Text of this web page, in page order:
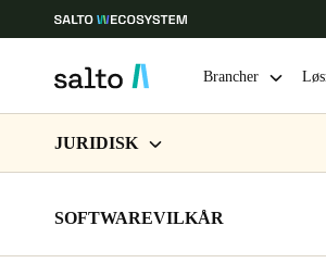
Global Europe
Brancher
JURIDISK
VILKÅR FOR BRUG AF
SOFTWAREVILKÅR